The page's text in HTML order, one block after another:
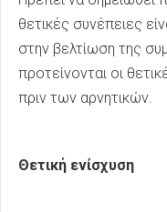
θετικές συνέπειες
στην βελτίωση της
προτείνονται οι
πριν των αρνητικών.
Θετική ενίσχυση